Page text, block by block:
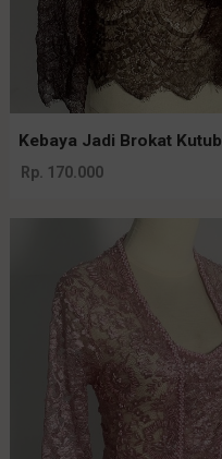
Kebaya Jadi Brokat
Rp. 170.000